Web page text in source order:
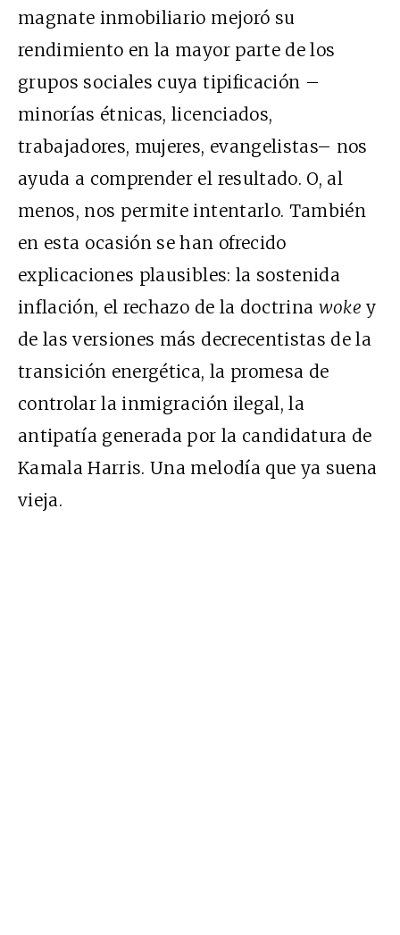
magnate inmobiliario mejoró su
rendimiento en la mayor parte de los
grupos sociales cuya tipificación –
minorías étnicas, licenciados,
trabajadores, mujeres, evangelistas– nos
ayuda a comprender el resultado. O, al
menos, nos permite intentarlo. También
en esta ocasión se han ofrecido
explicaciones plausibles: la sostenida
inflación, el rechazo de la doctrina woke y
de las versiones más decrecentistas de la
transición energética, la promesa de
controlar la inmigración ilegal, la
antipatía generada por la candidatura de
Kamala Harris. Una melodía que ya suena
vieja.